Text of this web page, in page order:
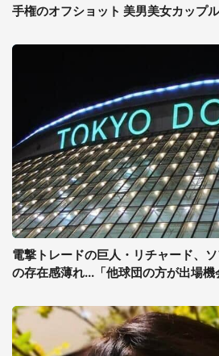
手権のオフショット 美男美女カップ
電撃トレードの巨人・リチャード、
の存在感薄れ...「他球団の方が出場